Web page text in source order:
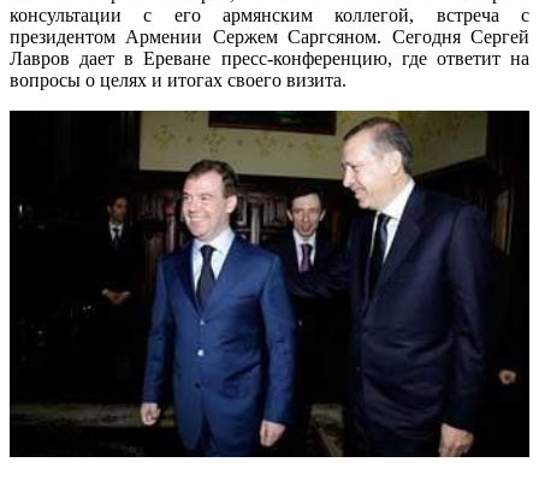
консультации с его армянским коллегой, встреча с
президентом Армении Сержем Саргсяном. Сегодня Сергей
Лавров дает в Ереване пресс-конференцию, где ответит на
вопросы о целях и итогах своего визита.